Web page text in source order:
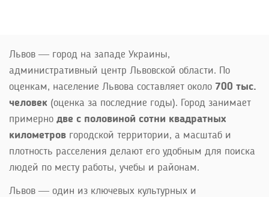
Львов — город на западе Украины,
административный центр Львовской области. По
оценкам, население Львова составляет около 700 тыс.
человек (оценка за последние годы). Город занимает
примерно две с половиной сотни квадратных
километров городской территории, а масштаб и
плотность расселения делают его удобным для поиска
людей по месту работы, учебы и районам.
Львов — один из ключевых культурных и